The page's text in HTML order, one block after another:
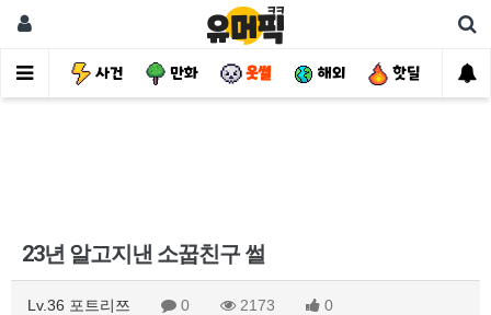
유머 사건 만화 웃썰 해외 핫딜 자
23년 알고지낸 소꿉친구 썰
Lv.36 포트리쯔 0 2173 0